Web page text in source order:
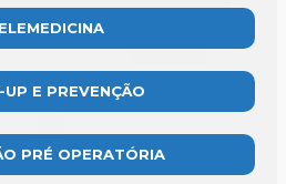
UP E PREVENÇÃO
PRÉ OPERATÓRIA